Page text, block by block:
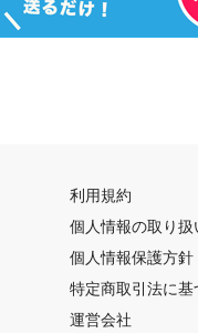
利用規約
個人情報の取り扱
個人情報保護方針
特定商取引法に基
運営会社